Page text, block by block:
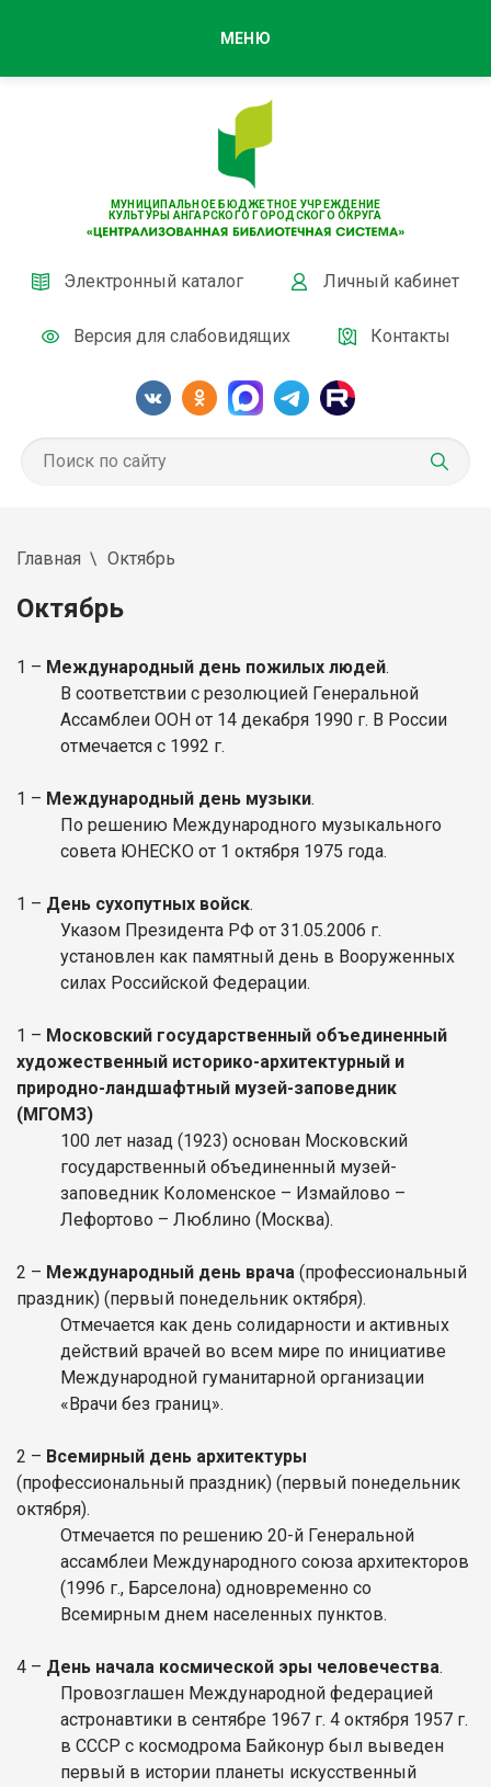
МУНИЦИПАЛЬНОЕ БЮДЖЕТНОЕ УЧРЕЖДЕНИЕ
КУЛЬТУРЫ АНГАРСКОГО ГОРОДСКОГО ОКРУГА
Электронный каталог Личный кабинет
Версия для слабовидящих Контакты
МЕНЮ
Главная Октябрь
Октябрь
1 – Международный день пожилых людей.
В соответствии с резолюцией Генеральной
Ассамблеи ООН от 14 декабря 1990 г. В России
отмечается с 1992 г.
1 – Международный день музыки.
По решению Международного музыкального
совета ЮНЕСКО от 1 октября 1975 года.
1 – День сухопутных войск.
Указом Президента РФ от 31.05.2006 г.
установлен как памятный день в Вооруженных
силах Российской Федерации.
1 – Московский государственный объединенный
художественный историко-архитектурный и
природно-ландшафтный музей-заповедник
(МГОМЗ)
100 лет назад (1923) основан Московский
государственный объединенный музей-
заповедник Коломенское – Измайлово –
Лефортово – Люблино (Москва).
2 – Международный день врача (профессиональный
праздник) (первый понедельник октября).
Отмечается как день солидарности и активных
действий врачей во всем мире по инициативе
Международной гуманитарной организации
«Врачи без границ».
2 – Всемирный день архитектуры
(профессиональный праздник) (первый понедельник
октября).
Отмечается по решению 20-й Генеральной
ассамблеи Международного союза архитекторов
(1996 г., Барселона) одновременно со
Всемирным днем населенных пунктов.
4 – День начала космической эры человечества.
Провозглашен Международной федерацией
астронавтики в сентябре 1967 г. 4 октября 1957 г.
в СССР с космодрома Байконур был выведен
первый в истории планеты искусственный